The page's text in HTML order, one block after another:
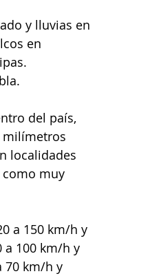
y lluvias en
en
del país,
milímetros
localidades
como muy
a 150 km/h y
a 100 km/h y
70 km/h y